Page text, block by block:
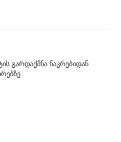
გარდაქმნა ნაკრებიდან